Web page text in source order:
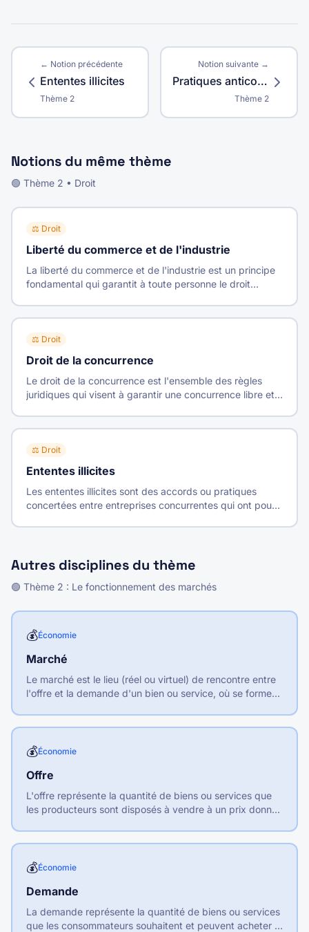
← Notion précédente
Ententes illicites
Thème 2
Notion suivante →
Pratiques anticoncurrentielles
Thème 2
Notions du même thème
🟢 Thème 2 • Droit
⚖️ Droit
Liberté du commerce et de l'industrie
La liberté du commerce et de l'industrie est un principe
fondamental qui garantit à toute personne le droit
⚖️ Droit
Droit de la concurrence
Le droit de la concurrence est l'ensemble des règles
juridiques qui visent à garantir une concurrence libre et
⚖️ Droit
Ententes illicites
Les ententes illicites sont des accords ou pratiques
concertées entre entreprises concurrentes qui ont pour
Autres disciplines du thème
🟢 Thème 2 : Le fonctionnement des marchés
💰Économie
Marché
Le marché est le lieu (réel ou virtuel) de rencontre entre
l'offre et la demande d'un bien ou service, où se forment
💰Économie
Offre
L'offre représente la quantité de biens ou services que
les producteurs sont disposés à vendre à un prix donné
💰Économie
Demande
La demande représente la quantité de biens ou services
que les consommateurs souhaitent et peuvent acheter à